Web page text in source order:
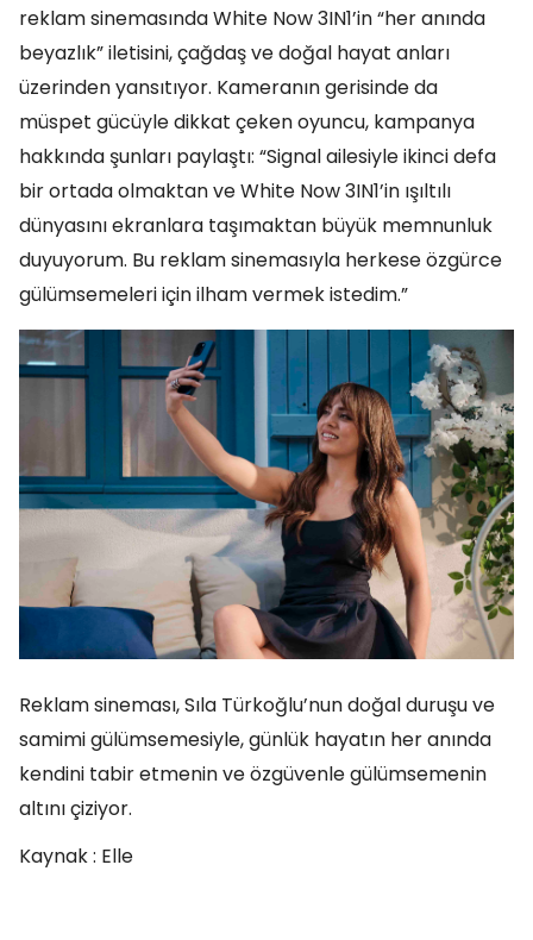
reklam sinemasında White Now 3IN1’in “her anında
beyazlık” iletisini, çağdaş ve doğal hayat anları
üzerinden yansıtıyor. Kameranın gerisinde da
müspet gücüyle dikkat çeken oyuncu, kampanya
hakkında şunları paylaştı: “Signal ailesiyle ikinci defa
bir ortada olmaktan ve White Now 3IN1’in ışıltılı
dünyasını ekranlara taşımaktan büyük memnunluk
duyuyorum. Bu reklam sinemasıyla herkese özgürce
gülümsemeleri için ilham vermek istedim.”
Reklam sineması, Sıla Türkoğlu’nun doğal duruşu ve
samimi gülümsemesiyle, günlük hayatın her anında
kendini tabir etmenin ve özgüvenle gülümsemenin
altını çiziyor.
Kaynak : Elle